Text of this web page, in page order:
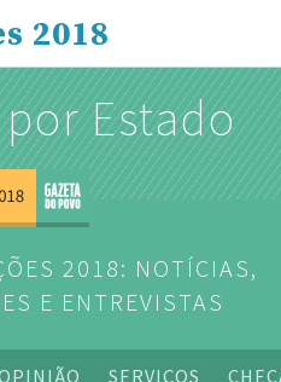
2018
Estado
2018: NOTÍCIAS,
E ENTREVISTAS
SERVIÇOS